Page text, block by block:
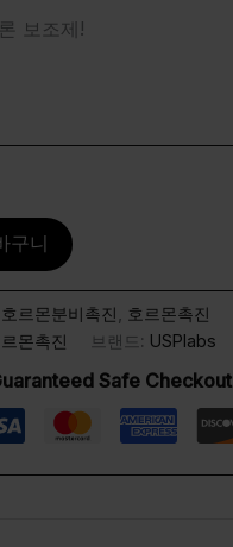
보조제!
구니
르몬분비촉진
호르몬촉진
몬촉진
브랜드: USPlabs
Safe Checkout